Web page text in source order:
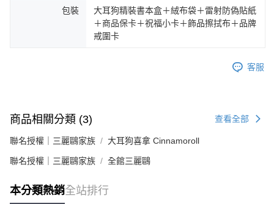
包裝
大耳狗精裝書本盒＋絨布袋＋雷射防偽貼紙
＋商品保卡＋祝福小卡＋飾品擦拭布＋品牌
戒圍卡
客服
商品相關分類 (3) 查看全部
聯名授權｜三麗鷗家族 大耳狗喜拿 Cinnamoroll
聯名授權｜三麗鷗家族 全館三麗鷗
本分類熱銷全站排行